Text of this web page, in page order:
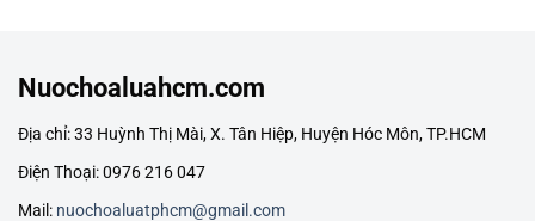
Nuochoaluahcm.com
Địa chỉ: 33 Huỳnh Thị Mài, X. Tân Hiệp, Huyện Hóc Môn, TP.HCM
Điện Thoại: 0976 216 047
Mail: nuochoaluatphcm@gmail.com